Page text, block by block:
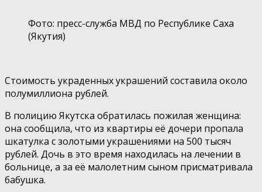
Фото: пресс-служба МВД по Республике Саха
(Якутия)
Стоимость украденных украшений составила около
полумиллиона рублей.
В полицию Якутска обратилась пожилая женщина:
она сообщила, что из квартиры её дочери пропала
шкатулка с золотыми украшениями на 500 тысяч
рублей. Дочь в это время находилась на лечении в
больнице, а за её малолетним сыном присматривала
бабушка.